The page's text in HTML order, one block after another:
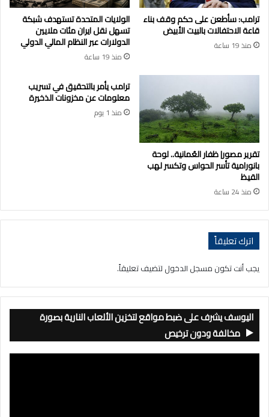
ترامب: سأطعن على حكم وقف بناء
قاعة الاحتفالات بالبيت الأبيض
منذ 19 ساعة
الولايات المتحدة تستهدف شبكة
تسهل نقل ايران مئات ملايين
الدولارات عبر النظام المالي الدولي
منذ 19 ساعة
تقرير مصور| ظفار العُمانية.. لوحة
بانورامية تأسر الحواس وتكسر لهب
القيظ
منذ 24 ساعة
ترامب يأمر بالتحقيق في تسريب
معلومات عن مخزونات الذخيرة
منذ 1 يوم
اترك تعليقاً
يجب أنت تكون مسجل الدخول لتضيف تعليقاً.
اليوسف يشرف على ضبط مواقع لتخزين الألعاب النارية بصورة
مخالفة ودون ترخيص